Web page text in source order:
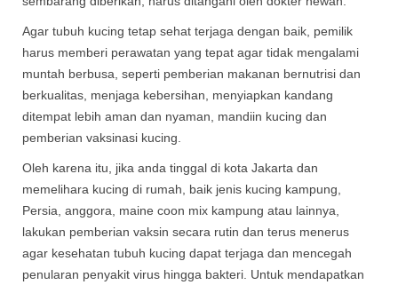
Agar tubuh kucing tetap sehat terjaga dengan baik, pemilik
harus memberi perawatan yang tepat agar tidak mengalami
muntah berbusa, seperti pemberian makanan bernutrisi dan
berkualitas, menjaga kebersihan, menyiapkan kandang
ditempat lebih aman dan nyaman, mandiin kucing dan
pemberian vaksinasi kucing.
Oleh karena itu, jika anda tinggal di kota Jakarta dan
memelihara kucing di rumah, baik jenis kucing kampung,
Persia, anggora, maine coon mix kampung atau lainnya,
lakukan pemberian vaksin secara rutin dan terus menerus
agar kesehatan tubuh kucing dapat terjaga dan mencegah
penularan penyakit virus hingga bakteri. Untuk mendapatkan